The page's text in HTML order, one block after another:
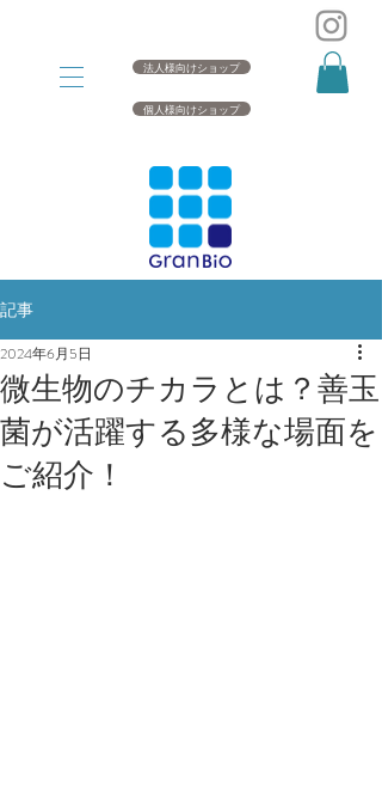
法人様向けショップ
個人様向けショップ
記事
微生物のチカラとは？善玉
菌が活躍する多様な場面を
ご紹介！
2024年6月5日